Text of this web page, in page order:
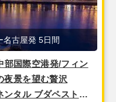
部国際空港発/フィン
景を望む贅沢
タル ブダペスト』
名古屋発 5日間